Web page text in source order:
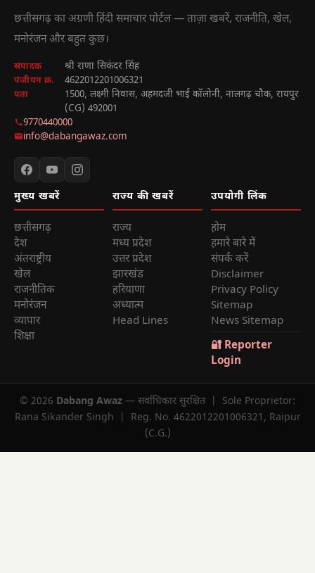
छत्तीसगढ़ का अग्रणी हिंदी समाचार पोर्टल — ताज़ा खबरें, राजनीति, खेल,
मनोरंजन और बहुत कुछ।
संपादक श्री राणा सिकंदर सिंह
पंजीयन क्र. 4622012201006321
पता
1500, लक्ष्मी निवास, अहमदजी भाई कॉलोनी, नालगढ़ चौक, रायपुर
(CG) 492001
9770440000
info@dabangawaz.com
मुख्य खबरें
छत्तीसगढ़
देश
अंतराष्ट्रीय
खेल
राजनीतिक
मनोरंजन
व्यापार
शिक्षा
राज्य की खबरें
राज्य
मध्य प्रदेश
उत्तर प्रदेश
झारखंड
हरियाणा
अध्यात्म
Head Lines
उपयोगी लिंक
होम
हमारे बारे में
संपर्क करें
Disclaimer
Privacy Policy
Sitemap
News Sitemap
🔐 Reporter
Login
© 2026 Dabang Awaz — सर्वाधिकार सुरक्षित | Sole Proprietor:
Rana Sikander Singh | Reg. No. 4622012201006321, Raipur
(C.G.)